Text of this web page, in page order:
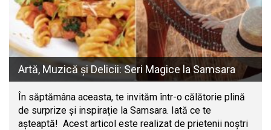
Artă, Muzică și Delicii: Seri Magice la Samsara
În săptămâna aceasta, te invităm într-o călătorie plină
de surprize și inspirație la Samsara. Iată ce te
așteaptă! Acest articol este realizat de prietenii noștri